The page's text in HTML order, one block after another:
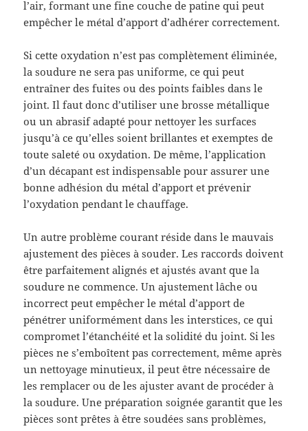
l’air, formant une fine couche de patine qui peut
empêcher le métal d’apport d’adhérer correctement.
Si cette oxydation n’est pas complètement éliminée,
la soudure ne sera pas uniforme, ce qui peut
entraîner des fuites ou des points faibles dans le
joint. Il faut donc d’utiliser une brosse métallique
ou un abrasif adapté pour nettoyer les surfaces
jusqu’à ce qu’elles soient brillantes et exemptes de
toute saleté ou oxydation. De même, l’application
d’un décapant est indispensable pour assurer une
bonne adhésion du métal d’apport et prévenir
l’oxydation pendant le chauffage.
Un autre problème courant réside dans le mauvais
ajustement des pièces à souder. Les raccords doivent
être parfaitement alignés et ajustés avant que la
soudure ne commence. Un ajustement lâche ou
incorrect peut empêcher le métal d’apport de
pénétrer uniformément dans les interstices, ce qui
compromet l’étanchéité et la solidité du joint. Si les
pièces ne s’emboîtent pas correctement, même après
un nettoyage minutieux, il peut être nécessaire de
les remplacer ou de les ajuster avant de procéder à
la soudure. Une préparation soignée garantit que les
pièces sont prêtes à être soudées sans problèmes,